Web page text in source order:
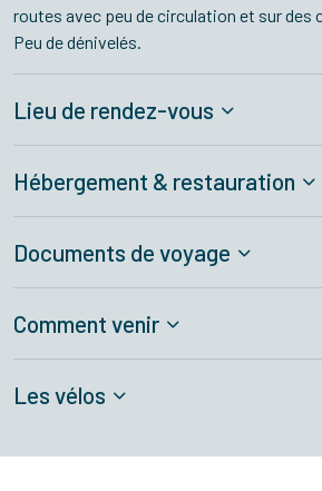
routes avec peu de circulation et sur des
Peu de dénivelés.
Lieu de rendez-vous
Hébergement & restauration
Documents de voyage
Comment venir
Les vélos